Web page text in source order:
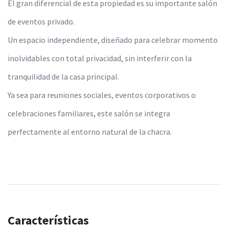
El gran diferencial de esta propiedad es su importante salón
de eventos privado.
Un espacio independiente, diseñado para celebrar momento
inolvidables con total privacidad, sin interferir con la
tranquilidad de la casa principal.
Ya sea para reuniones sociales, eventos corporativos o
celebraciones familiares, este salón se integra
perfectamente al entorno natural de la chacra.
Características